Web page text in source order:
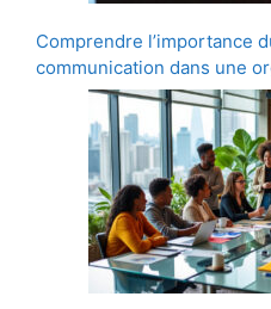
Comprendre l’importance
communication dans une